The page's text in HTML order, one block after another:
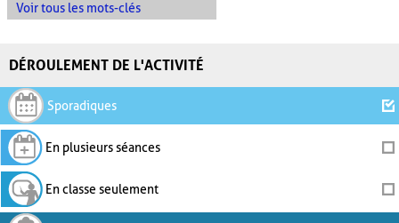
Voir tous les mots-clés
DÉROULEMENT DE L'ACTIVITÉ
Sporadiques
En plusieurs séances
En classe seulement